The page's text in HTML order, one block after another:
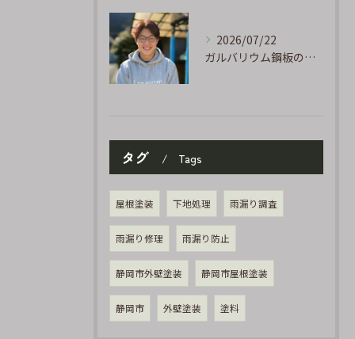
2026/07/22
ガルバリウム鋼板の「傷」と「チョーキング」、実は深くつながっています
タグ Tags
屋根塗装 下地処理 雨漏り調査
雨漏り修理 雨漏り防止
静岡市外壁塗装 静岡市屋根塗装
静岡市 外壁塗装 塗料